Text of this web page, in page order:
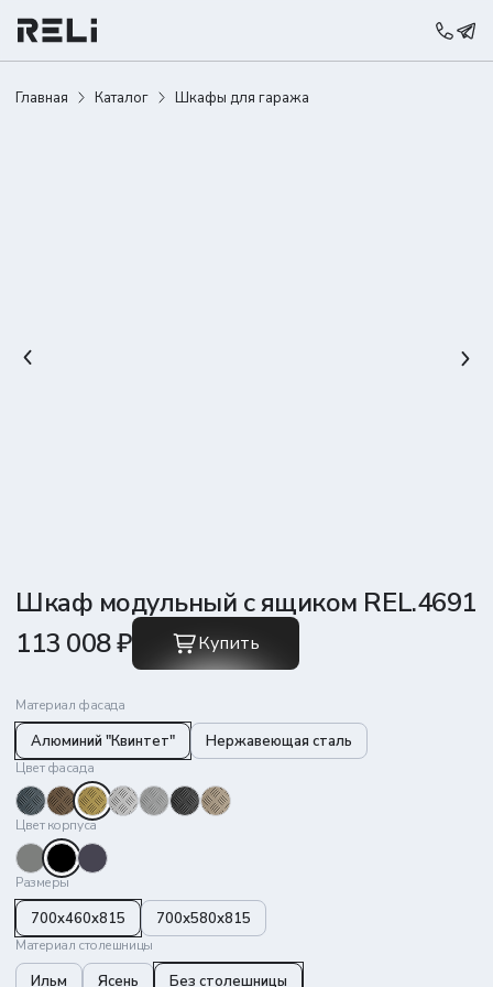
Главная Каталог Шкафы для гаража
Шкаф модульный с ящиком REL.4691
113 008 ₽
Купить
Материал фасада
Алюминий "Квинтет" Нержавеющая сталь
Цвет фасада
Цвет корпуса
Размеры
700x460x815 700х580х815
Материал столешницы
Ильм Ясень Без столешницы